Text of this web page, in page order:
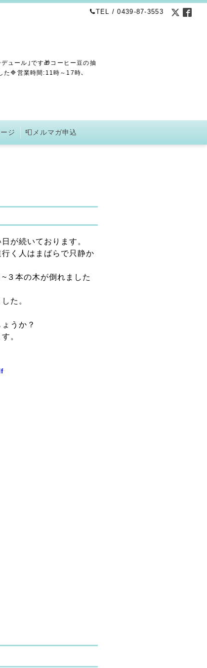
TEL / 0439-87-3553
ュール｣です🎁コーヒー豆の抽
た🔷営業時間:11時～17時､
ジ 📮メルマガ申込
が続いております。
く人はまばらで只静か
３本の木が倒れました
た。
うか？
。